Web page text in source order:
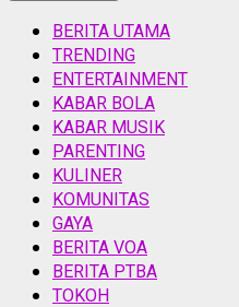
BERITA UTAMA
TRENDING
ENTERTAINMENT
KABAR BOLA
KABAR MUSIK
PARENTING
KULINER
KOMUNITAS
GAYA
BERITA VOA
BERITA PTBA
TOKOH